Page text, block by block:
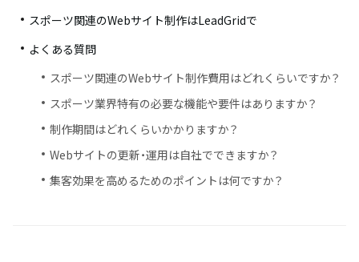
スポーツ関連のWebサイト制作はLeadGridで
よくある質問
スポーツ関連のWebサイト制作費用はどれくらいですか？
スポーツ業界特有の必要な機能や要件はありますか？
制作期間はどれくらいかかりますか？
Webサイトの更新・運用は自社でできますか？
集客効果を高めるためのポイントは何ですか？